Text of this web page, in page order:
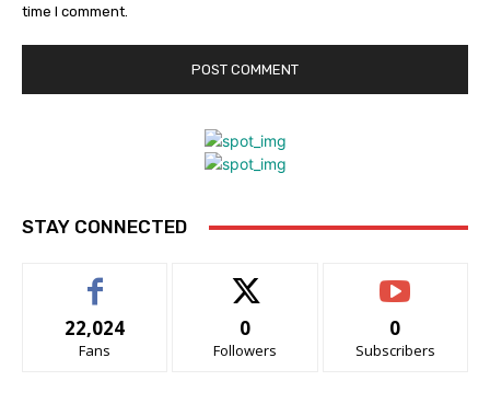
time I comment.
STAY CONNECTED
22,024
Fans
0
Followers
0
Subscribers